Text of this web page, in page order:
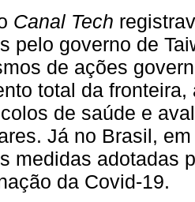
Canal Tech
pelo governo de
de ações
total da
de saúde e
Já no Brasil,
medidas adotadas
da Covid-19.